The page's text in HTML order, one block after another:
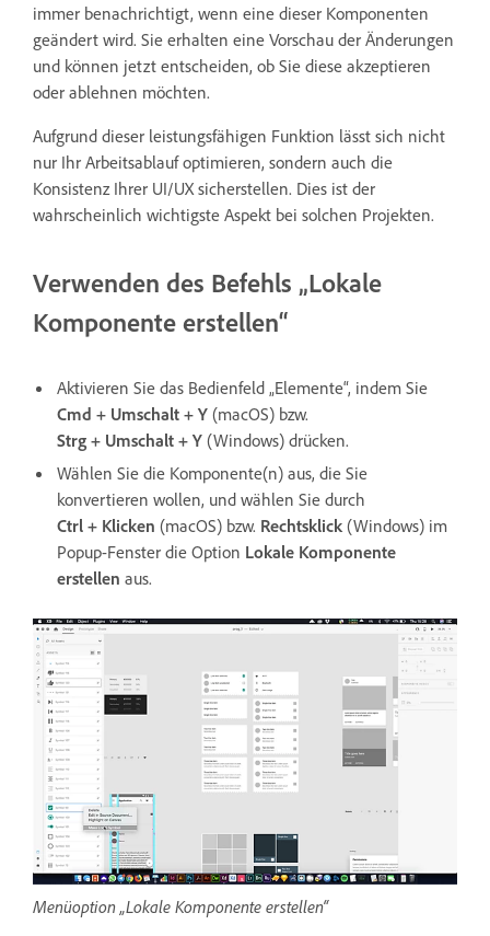
immer benachrichtigt, wenn eine dieser Komponenten
geändert wird. Sie erhalten eine Vorschau der Änderungen
und können jetzt entscheiden, ob Sie diese akzeptieren
oder ablehnen möchten.
Aufgrund dieser leistungsfähigen Funktion lässt sich nicht
nur Ihr Arbeitsablauf optimieren, sondern auch die
Konsistenz Ihrer UI/UX sicherstellen. Dies ist der
wahrscheinlich wichtigste Aspekt bei solchen Projekten.
Verwenden des Befehls „Lokale
Komponente erstellen“
Aktivieren Sie das Bedienfeld „Elemente“, indem Sie
Cmd + Umschalt + Y (macOS) bzw.
Strg + Umschalt + Y (Windows) drücken.
Wählen Sie die Komponente(n) aus, die Sie
konvertieren wollen, und wählen Sie durch
Ctrl + Klicken (macOS) bzw. Rechtsklick (Windows) im
Popup-Fenster die Option Lokale Komponente
erstellen aus.
Menüoption „Lokale Komponente erstellen“